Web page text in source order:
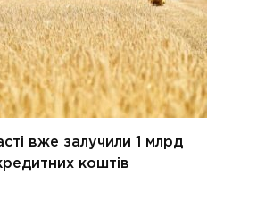
вже залучили 1 млрд
коштів